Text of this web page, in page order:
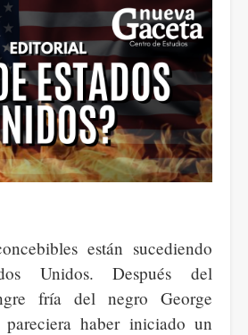
están sucediendo
Unidos. Después del
fría del negro George
haber iniciado un